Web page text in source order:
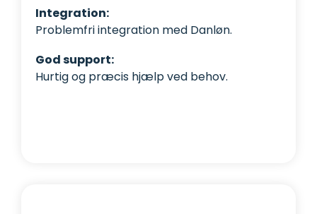
Integration:
Problemfri integration med Danløn.
God support:
Hurtig og præcis hjælp ved behov.